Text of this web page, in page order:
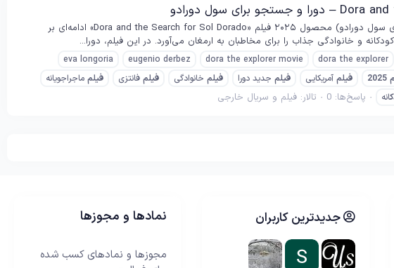
خلاصه داستان فیلم Dora and the Search for Sol Dorado (دورا و جستجو برای سول دورادو) محصول ۲۰۲۵ فیلم «Dora and the Search for Sol Dorado» ادامه‌ای بر
dora the explorer
dora the explorer movie
eugenio derbez
eva longoria
2025 فیلم آمریکایی فیلم جدید دورا فیلم خانوادگی فیلم فانتزی فیلم ماجراجویانه
انه پاسخ‌ها: 0 تالار: فیلم و سریال خارجی
جدیدترین کاربران نمادها و مجوزها
مجوزها و نمادهای کسب شده